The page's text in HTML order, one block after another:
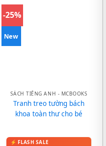
-25%
New
SÁCH TIẾNG ANH - MCBOOKS
Tranh treo tường bách
khoa toàn thư cho bé